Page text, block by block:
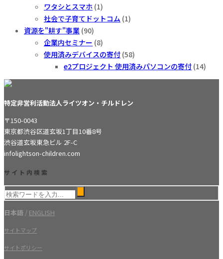
ワタシとスマホ (1)
社会で子育てドットコム (1)
資源を"耕す"事業 (90)
企業内セミナー (8)
使用済みデバイスの寄付 (58)
e2プロジェクト 使用済みパソコンの寄付 (14)
特定非営利活動法人ライツオン・チルドレン
〒150-0043
東京都渋谷区道玄坂1丁目10番8号
渋谷道玄坂東急ビル 2F-C
infolightson-children.com
サイト内検索
日本語 / ENGLISH
サイトマップ
サイトポリシー